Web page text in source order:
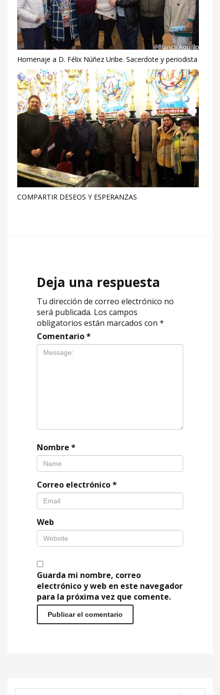
Homenaje a D. Félix Núñez Uribe. Sacerdote y periodista
COMPARTIR DESEOS Y ESPERANZAS
Deja una respuesta
Tu dirección de correo electrónico no
será publicada. Los campos
obligatorios están marcados con *
Comentario*
Nombre *
Correo electrónico*
Web
Guarda mi nombre, correo
electrónico y web en este navegador
para la próxima vez que comente.